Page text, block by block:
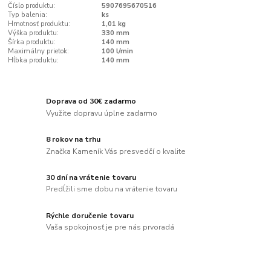
Číslo produktu:
5907695670516
Typ balenia:
ks
Hmotnosť produktu:
1,01 kg
Výška produktu:
330 mm
Šírka produktu:
140 mm
Maximálny prietok:
100 l/min
Hĺbka produktu:
140 mm
Doprava od 30€ zadarmo
Využite dopravu úplne zadarmo
8 rokov na trhu
Značka Kameník Vás presvedčí o kvalite
30 dní na vrátenie tovaru
Predĺžili sme dobu na vrátenie tovaru
Rýchle doručenie tovaru
Vaša spokojnosť je pre nás prvoradá